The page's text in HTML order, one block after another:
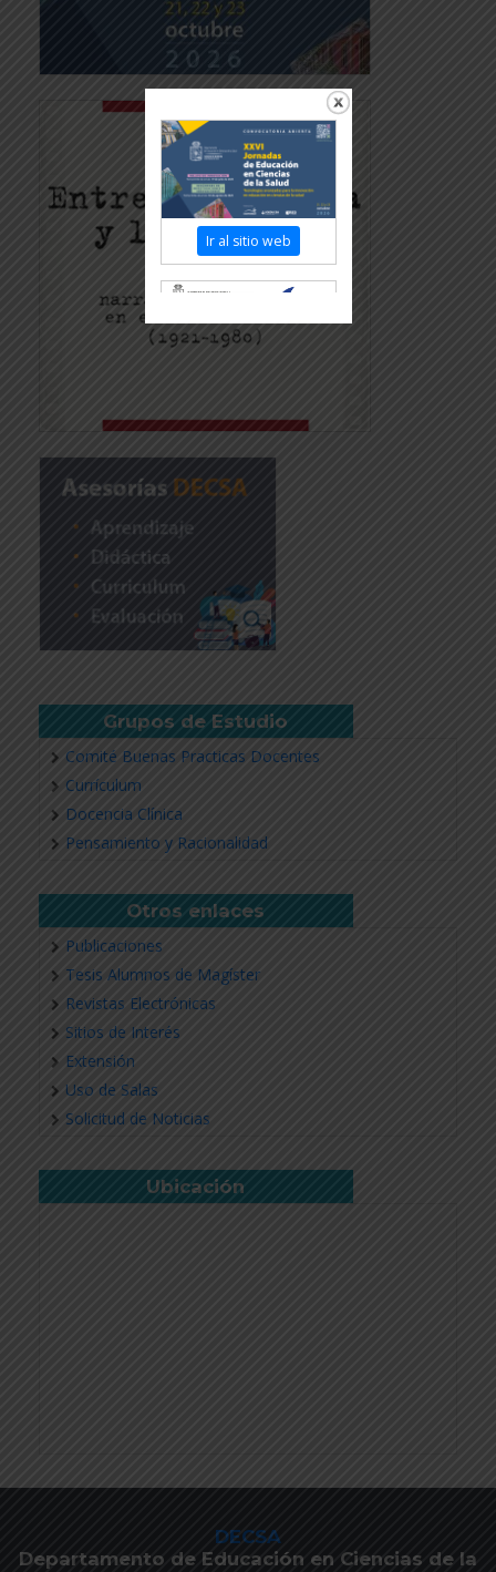
Grupos de Estudio
Comité Buenas Practicas Docentes
Currículum
Docencia Clínica
Pensamiento y Racionalidad
Otros enlaces
Publicaciones
Tesis Alumnos de Magíster
Revistas Electrónicas
Sitios de Interés
Extensión
Uso de Salas
Solicitud de Noticias
Ubicación
DECSA
Departamento de Educación en Ciencias de la
Ir al sitio web
Revisar más información